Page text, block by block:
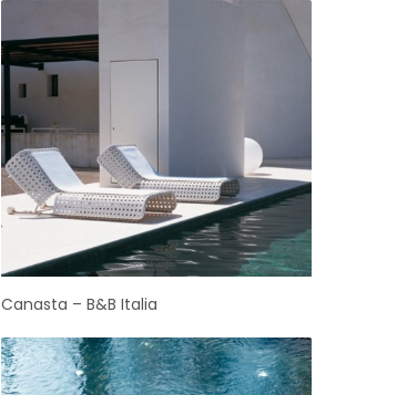
Canasta – B&B Italia